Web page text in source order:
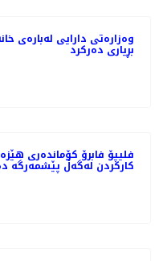
وەزارەتی دارایی لەبارەی
بڕیاری دەرکرد
فلیپۆ فابرۆ کۆماندەری
كاركردن لەگەڵ پێشمەرگە